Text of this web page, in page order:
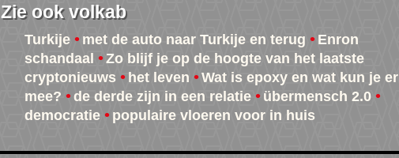
Zie ook volkab
Turkije met de auto naar Turkije en terug
Enron
schandaal
Zo blijf je op de hoogte van het laatste
cryptonieuws
het leven
Wat is epoxy en wat kun je er
mee?
de derde zijn in een relatie
übermensch 2.0
democratie
populaire vloeren voor in huis